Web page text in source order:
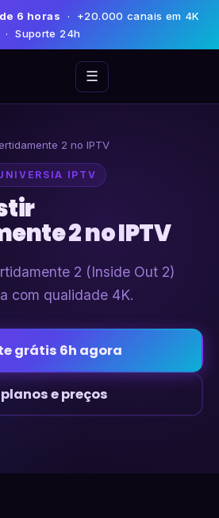
6 horas · +20.000 canais em 4K
· Suporte 24h
☰
2 no IPTV
IPTV
2 no IPTV
2 (Inside Out 2)
com qualidade 4K.
grátis 6h agora
e preços